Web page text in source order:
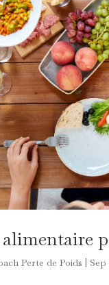
Perte de Poids |Sep